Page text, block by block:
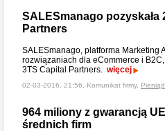
SALESmanago pozyskała
Partners
SALESmanago, platforma Marketing
rozwiązaniach dla eCommerce i
3TS Capital Partners. więcej
02-03-2016, 21:56, Komunikat firmy,
964 miliony z gwarancją
średnich firm